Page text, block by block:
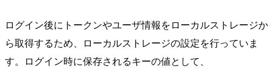
ログイン後にトークンやユーザ情報をローカルストレージか
ら取得するため、ローカルストレージの設定を行っていま
す。ログイン時に保存されるキーの値として、